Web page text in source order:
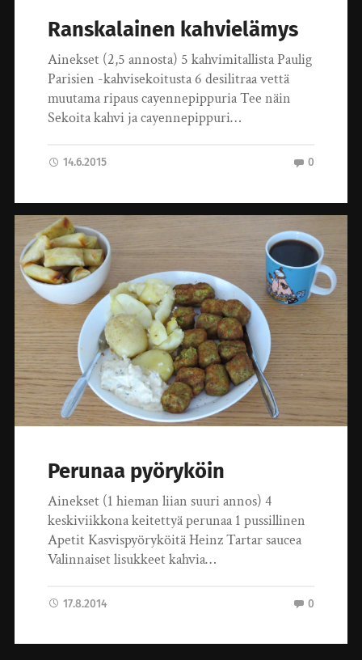
Ranskalainen kahvielämys
Ainekset (2,5 annosta) 5 kahvimitallista Paulig
Parisien -kahvisekoitusta 6 desilitraa vettä
muutama ripaus cayennepippuria Tee näin
Sekoita kahvi ja cayennepippuri…
14.6.2015 0
Perunaa pyöryköin
Ainekset (1 hieman liian suuri annos) 4
keskiviikkona keitettyä perunaa 1 pussillinen
Apetit Kasvispyöryköitä Heinz Tartar saucea
Valinnaiset lisukkeet kahvia…
17.8.2014 0